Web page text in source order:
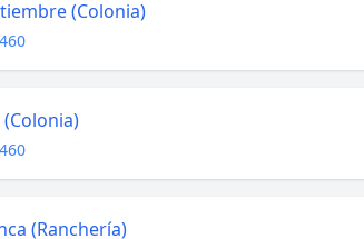
(Colonia)
(Ranchería)